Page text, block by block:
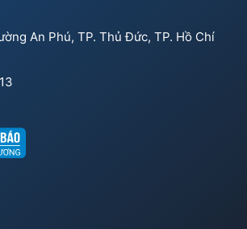
An Phú, TP. Thủ Đức, TP. Hồ Chí